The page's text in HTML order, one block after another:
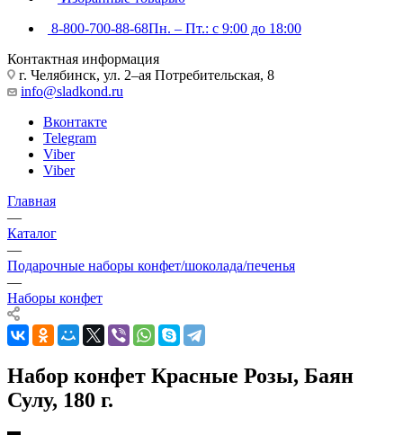
8-800-700-88-68Пн. – Пт.: с 9:00 до 18:00
Контактная информация
г. Челябинск, ул. 2–ая Потребительская, 8
info@sladkond.ru
Вконтакте
Telegram
Viber
Viber
Главная
—
Каталог
—
Подарочные наборы конфет/шоколада/печенья
—
Наборы конфет
Набор конфет Красные Розы, Баян
Сулу, 180 г.